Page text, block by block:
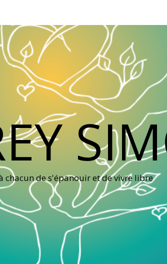
chacun de s'épanouir et de vivre libre